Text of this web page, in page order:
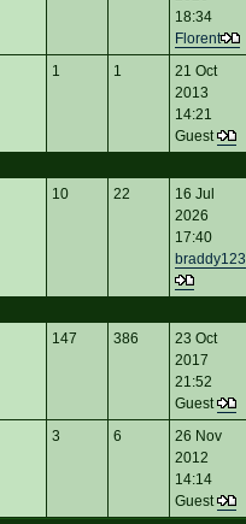
18:34
Florent
1 1
21 Oct
2013
14:21
Guest
10 22
16 Jul
2026
17:40
braddy123
147 386
23 Oct
2017
21:52
Guest
3 6
26 Nov
2012
14:14
Guest